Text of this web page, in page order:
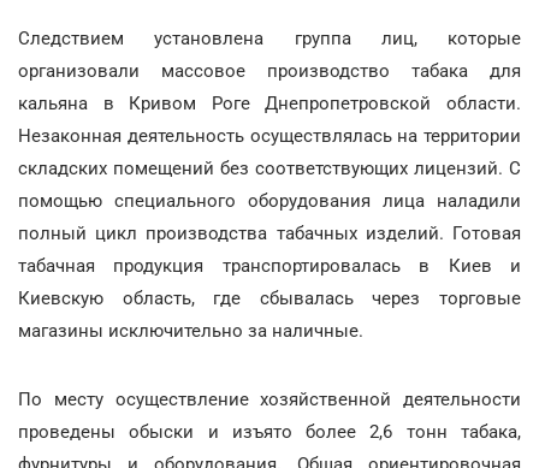
Следствием установлена группа лиц, которые
организовали массовое производство табака для
кальяна в Кривом Роге Днепропетровской области.
Незаконная деятельность осуществлялась на территории
складских помещений без соответствующих лицензий. С
помощью специального оборудования лица наладили
полный цикл производства табачных изделий. Готовая
табачная продукция транспортировалась в Киев и
Киевскую область, где сбывалась через торговые
магазины исключительно за наличные.
По месту осуществление хозяйственной деятельности
проведены обыски и изъято более 2,6 тонн табака,